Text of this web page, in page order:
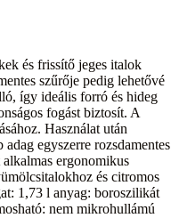
és frissítő jeges italok
szűrője pedig lehetővé
így ideális forró és hideg
fogást biztosít. A
Használat után
egyszerre rozsdamentes
ergonomikus
és citromos
1,73 l anyag: boroszilikát
nem mikrohullámú